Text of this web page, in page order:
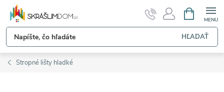
Prejsť
obsah
HĽADAŤ
KOŠÍK
Stropné lišty hladké